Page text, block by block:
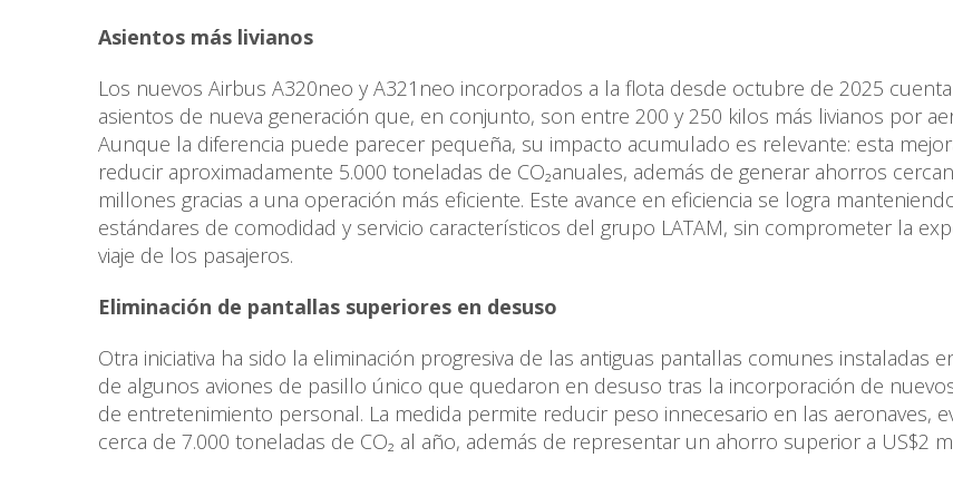
Asientos más livianos
Los nuevos Airbus A320neo y A321neo incorporados a la flota desde octubre de 2025
asientos de nueva generación que, en conjunto, son entre 200 y 250 kilos más livianos por
Aunque la diferencia puede parecer pequeña, su impacto acumulado es relevante: esta
reducir aproximadamente 5.000 toneladas de CO₂anuales, además de generar ahorros
millones gracias a una operación más eficiente. Este avance en eficiencia se logra
estándares de comodidad y servicio característicos del grupo LATAM, sin comprometer la
viaje de los pasajeros.
Eliminación de pantallas superiores en desuso
Otra iniciativa ha sido la eliminación progresiva de las antiguas pantallas comunes instaladas
de algunos aviones de pasillo único que quedaron en desuso tras la incorporación de
de entretenimiento personal. La medida permite reducir peso innecesario en las aeronaves,
cerca de 7.000 toneladas de CO₂ al año, además de representar un ahorro superior a US$2